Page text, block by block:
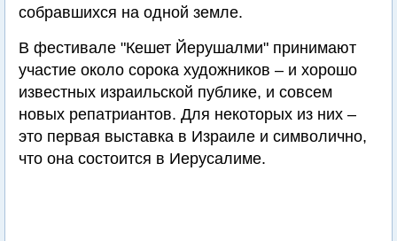
собравшихся на одной земле.
В фестивале "Кешет Йерушалми" принимают
участие около сорока художников – и хорошо
известных израильской публике, и совсем
новых репатриантов. Для некоторых из них –
это первая выставка в Израиле и символично,
что она состоится в Иерусалиме.